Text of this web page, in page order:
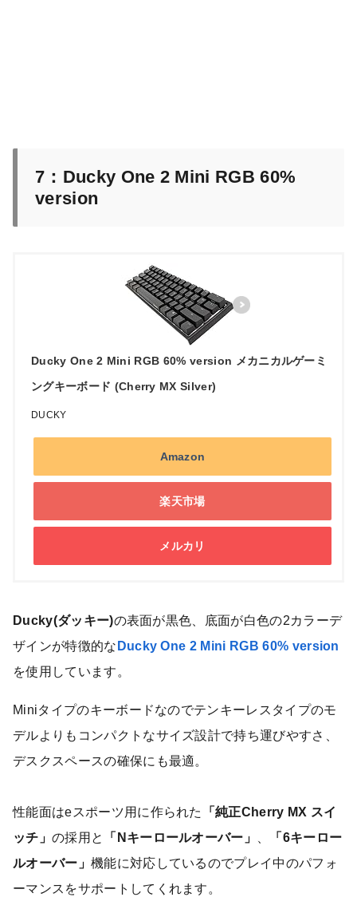
7：Ducky One 2 Mini RGB 60%
version
Ducky One 2 Mini RGB 60% version メカニカルゲーミ
ングキーボード (Cherry MX Silver)
DUCKY
Amazon
楽天市場
メルカリ
Ducky(ダッキー)の表面が黒色、底面が白色の2カラーデ
ザインが特徴的な Ducky One 2 Mini RGB 60% version
を使用しています。
Miniタイプのキーボードなのでテンキーレスタイプのモ
デルよりもコンパクトなサイズ設計で持ち運びやすさ、
デスクスペースの確保にも最適。
性能面はeスポーツ用に作られた
「純正Cherry MX スイ
ッチ」 の採用と 「Nキーロールオーバー」
「6キーロー
ルオーバー」 機能に対応しているのでプレイ中のパフォ
ーマンスをサポートしてくれます。